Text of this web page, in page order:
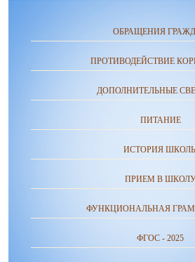
ОБРАЩЕНИЯ
ПРОТИВОДЕЙСТВИЕ
ДОПОЛНИТЕЛЬНЫЕ
ПИТАНИЕ
ИСТОРИЯ
ПРИЕМ В
ФУНКЦИОНАЛЬНАЯ
ФГОС - 2025